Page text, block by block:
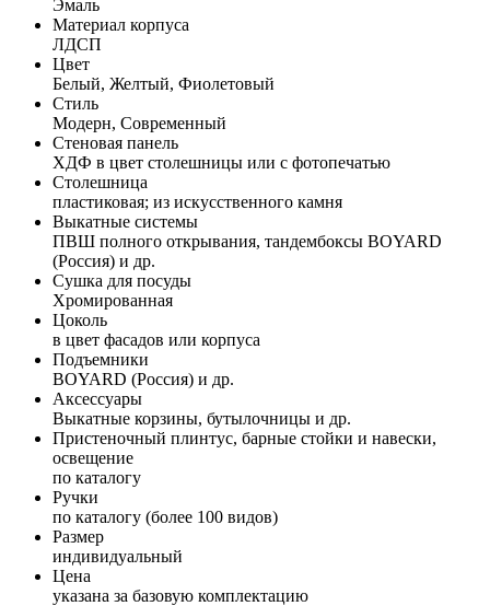
Эмаль
Материал корпуса
ЛДСП
Цвет
Белый, Желтый, Фиолетовый
Стиль
Модерн, Современный
Стеновая панель
ХДФ в цвет столешницы или с фотопечатью
Столешница
пластиковая; из искусственного камня
Выкатные системы
ПВШ полного открывания, тандембоксы BOYARD
(Россия) и др.
Сушка для посуды
Хромированная
Цоколь
в цвет фасадов или корпуса
Подъемники
BOYARD (Россия) и др.
Аксессуары
Выкатные корзины, бутылочницы и др.
Пристеночный плинтус, барные стойки и навески,
освещение
по каталогу
Ручки
по каталогу (более 100 видов)
Размер
индивидуальный
Цена
указана за базовую комплектацию